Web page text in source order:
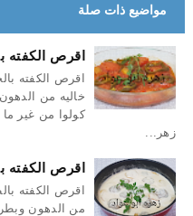
مواضيع ذات صلة
اقرص الكفته
اقرص الكفته
خاليه من
كولوا من غير
زهر...
اقرص الكفته
اقرص الكفته
من الدهون